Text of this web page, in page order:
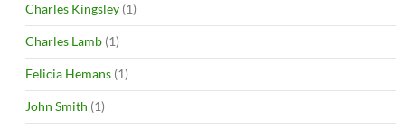
Charles Kingsley (1)
Charles Lamb (1)
Felicia Hemans (1)
John Smith (1)